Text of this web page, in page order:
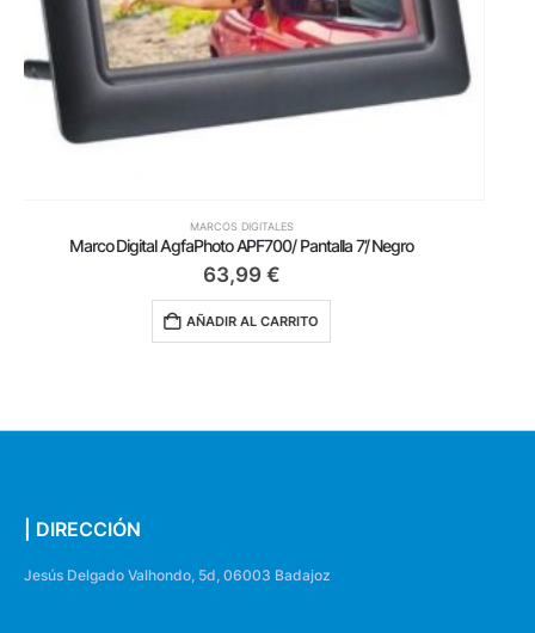
MARCOS DIGITALES
Marco Digital AgfaPhoto APF700WIF/ Pantalla 7’/ Negro
73,50
AÑADIR AL CARRITO
| DIRECCIÓN
Jesús Delgado Valhondo, 5d, 06003 Badajoz